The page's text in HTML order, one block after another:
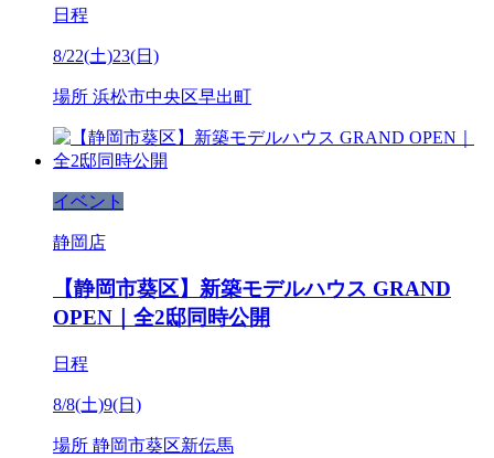
日程
8/22(土)23(日)
場所 浜松市中央区早出町
イベント
静岡店
【静岡市葵区】新築モデルハウス GRAND
OPEN｜全2邸同時公開
日程
8/8(土)9(日)
場所 静岡市葵区新伝馬